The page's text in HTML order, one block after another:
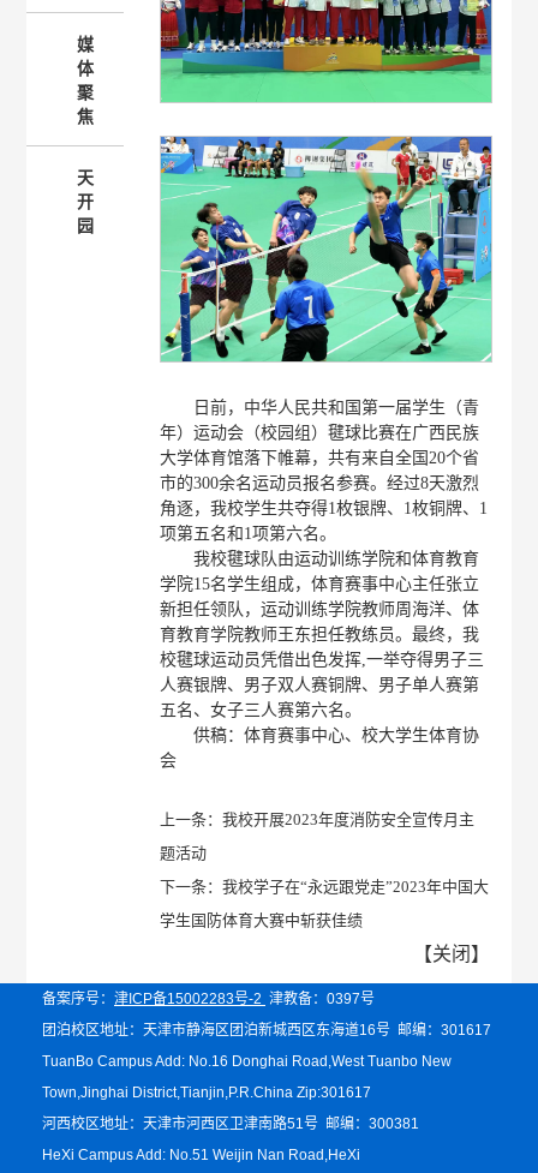
媒
体
聚
焦
天
开
园
日前，中华人民共和国第一届学生（青
年）运动会（校园组）毽球比赛在广西民族
大学体育馆落下帷幕，共有来自全国20个省
市的300余名运动员报名参赛。经过8天激烈
角逐，我校学生共夺得1枚银牌、1枚铜牌、1
项第五名和1项第六名。
我校毽球队由运动训练学院和体育教育
学院15名学生组成，体育赛事中心主任张立
新担任领队，运动训练学院教师周海洋、体
育教育学院教师王东担任教练员。最终，我
校毽球运动员凭借出色发挥,一举夺得男子三
人赛银牌、男子双人赛铜牌、男子单人赛第
五名、女子三人赛第六名。
供稿：体育赛事中心、校大学生体育协
会
上一条： 我校开展2023年度消防安全宣传月主
题活动
下一条： 我校学子在“永远跟党走”2023年中国大
学生国防体育大赛中斩获佳绩
【关闭 】
备案序号： 津ICP备15002283号-2 津教备：0397号
团泊校区地址：天津市静海区团泊新城西区东海道16号 邮编：301617
TuanBo Campus Add: No.16 Donghai Road,West Tuanbo New
Town,Jinghai District,Tianjin,P.R.China Zip:301617
河西校区地址：天津市河西区卫津南路51号 邮编：300381
HeXi Campus Add: No.51 Weijin Nan Road,HeXi